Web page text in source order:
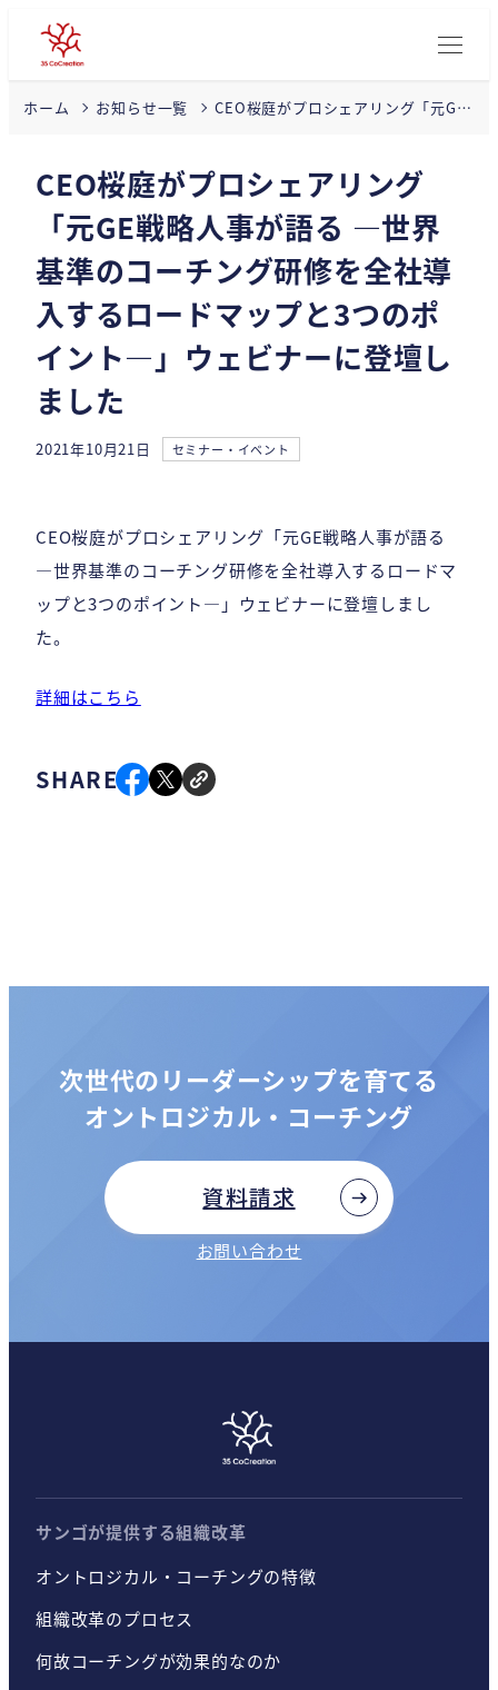
ホーム お知らせ一覧
CEO桜庭がプロシェアリング「元GE
プと3つのポイント―」ウェビナーに
CEO桜庭がプロシェアリング
「元GE戦略人事が語る ―世界
基準のコーチング研修を全社導
入するロードマップと3つのポ
イント―」ウェビナーに登壇し
ました
投稿日
2021年10月21日 カテゴリー
セミナー・イベント
CEO桜庭がプロシェアリング「元GE戦略人事が語る
―世界基準のコーチング研修を全社導入するロードマ
ップと3つのポイント―」ウェビナーに登壇しまし
た。
詳細はこちら
SHARE
次世代のリーダーシップを育てる
オントロジカル・コーチング
資料請求
お問い合わせ
サンゴが提供する組織改革
オントロジカル・コーチングの特徴
組織改革のプロセス
何故コーチングが効果的なのか